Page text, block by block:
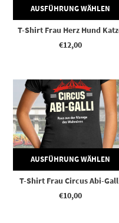
AUSFÜHRUNG WÄHLEN
T-Shirt Frau Herz Hund
€12,00
AUSFÜHRUNG WÄHLEN
Dieses Produkt weist mehrere Varianten auf. Die Optionen können auf der Produktseite gewählt werden
T-Shirt Frau Circus Abi-
€10,00